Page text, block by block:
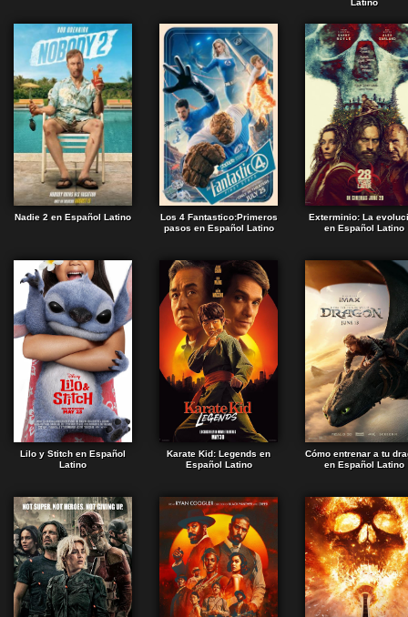
Latino
Nadie 2 en Español Latino
Los 4 Fantastico:Primeros
pasos en Español Latino
Exterminio: La
en Español Latino
Lilo y Stitch en Español
Latino
Karate Kid: Legends en
Español Latino
Cómo entrenar a tu
en Español Latino